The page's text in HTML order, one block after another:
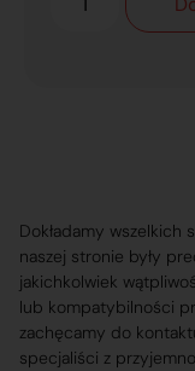
Dokładamy
naszej stronie były
jakichkolwiek
lub kompatybilności
zachęcamy do
specjaliści z